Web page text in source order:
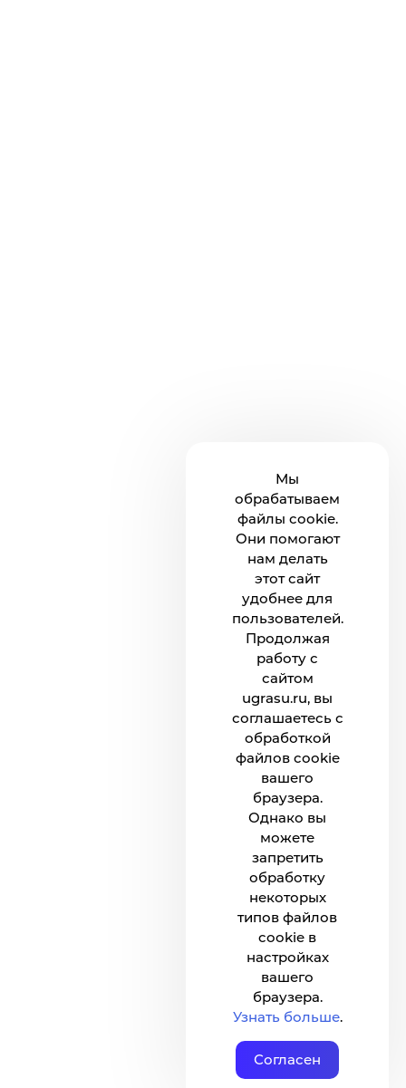
Мы
обрабатываем
файлы cookie.
Они помогают
нам делать
этот сайт
удобнее для
пользователей.
Продолжая
работу с
сайтом
ugrasu.ru, вы
соглашаетесь с
обработкой
файлов cookie
вашего
браузера.
Однако вы
можете
запретить
обработку
некоторых
типов файлов
cookie в
настройках
вашего
браузера.
Узнать больше.
Согласен